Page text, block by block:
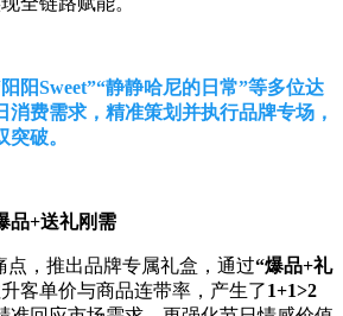
阳Sweet”“静静哈尼的日常”等多位达
消费需求，精准策划并执行品牌专场，
破。
品+送礼刚需
点，推出品牌专属礼盒，通过“爆品+礼
客单价与商品连带率，产生了1+1>2